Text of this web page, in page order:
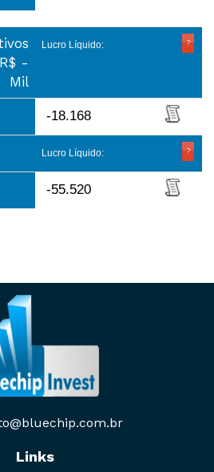
-
Mil
Lucro Líquido:
-18.168
Lucro Líquido:
-55.520
Links